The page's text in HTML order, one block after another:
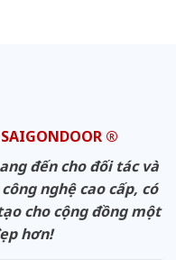
®
đến cho đối tác và
nghệ cao cấp, có
cho cộng đồng một
hơn!